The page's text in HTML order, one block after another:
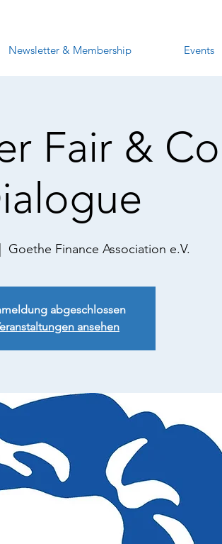
Newsletter & Membership Events
Fair &
Goethe Finance Association e.V.
abgeschlossen
ansehen